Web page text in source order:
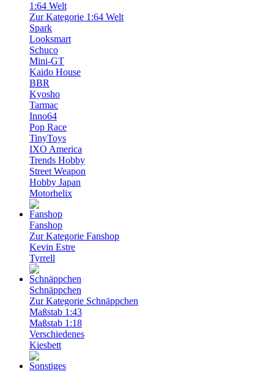
1:64 Welt
Zur Kategorie 1:64 Welt
Spark
Looksmart
Schuco
Mini-GT
Kaido House
BBR
Kyosho
Tarmac
Inno64
Pop Race
TinyToys
IXO America
Trends Hobby
Street Weapon
Hobby Japan
Motorhelix
Fanshop
Zur Kategorie Fanshop
Kevin Estre
Tyrrell
Schnäppchen
Zur Kategorie Schnäppchen
Maßstab 1:43
Maßstab 1:18
Verschiedenes
Kiesbett